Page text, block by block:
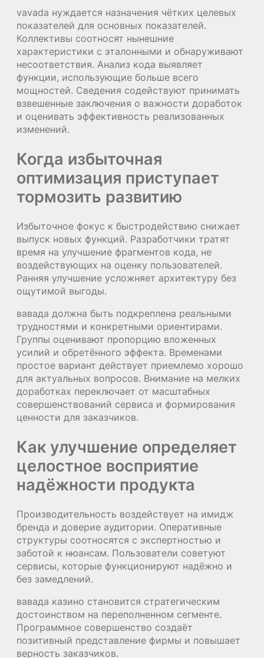
vavada нуждается назначения чётких целевых
показателей для основных показателей.
Коллективы соотносят нынешние
характеристики с эталонными и обнаруживают
несоответствия. Анализ кода выявляет
функции, использующие больше всего
мощностей. Сведения содействуют принимать
взвешенные заключения о важности доработок
и оценивать эффективность реализованных
изменений.
Когда избыточная
оптимизация приступает
тормозить развитию
Избыточное фокус к быстродействию снижает
выпуск новых функций. Разработчики тратят
время на улучшение фрагментов кода, не
воздействующих на оценку пользователей.
Ранняя улучшение усложняет архитектуру без
ощутимой выгоды.
вавада должна быть подкреплена реальными
трудностями и конкретными ориентирами.
Группы оценивают пропорцию вложенных
усилий и обретённого эффекта. Временами
простое вариант действует приемлемо хорошо
для актуальных вопросов. Внимание на мелких
доработках переключает от масштабных
совершенствований сервиса и формирования
ценности для заказчиков.
Как улучшение определяет
целостное восприятие
надёжности продукта
Производительность воздействует на имидж
бренда и доверие аудитории. Оперативные
структуры соотносятся с экспертностью и
заботой к нюансам. Пользователи советуют
сервисы, которые функционируют надёжно и
без замедлений.
вавада казино становится стратегическим
достоинством на переполненном сегменте.
Программное совершенство создаёт
позитивный представление фирмы и повышает
верность заказчиков.